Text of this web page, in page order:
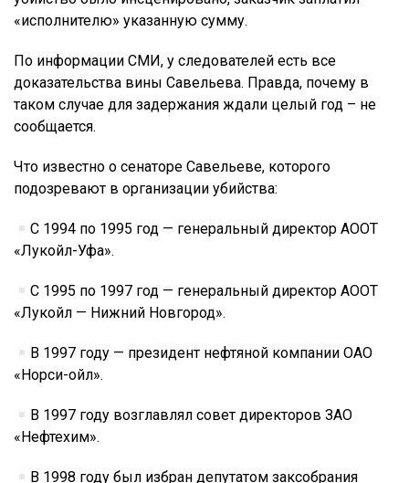
«исполнителю» указанную сумму.
По информации СМИ, у следователей есть все
доказательства вины Савельева. Правда, почему в
таком случае для задержания ждали целый год – не
сообщается.
Что известно о сенаторе Савельеве, которого
подозревают в организации убийства:
С 1994 по 1995 год — генеральный директор АООТ
«Лукойл-Уфа».
С 1995 по 1997 год — генеральный директор АООТ
«Лукойл — Нижний Новгород».
В 1997 году — президент нефтяной компании ОАО
«Норси-ойл».
В 1997 году возглавлял совет директоров ЗАО
«Нефтехим».
В 1998 году был избран депутатом заксобрания